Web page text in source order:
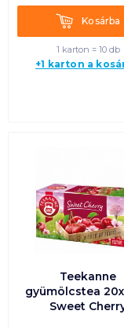
KosárbaKosárba
1 karton = 10 db
+1 karton a
Teekanne
gyümölcstea
Sweet